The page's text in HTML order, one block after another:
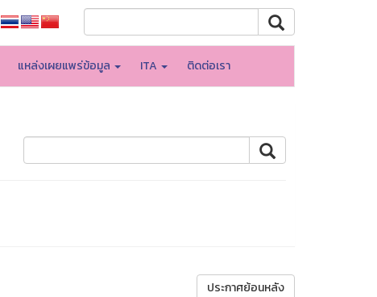
แหล่งเผยแพร่ข้อมูล ITA ติดต่อเรา
ประกาศย้อนหลัง